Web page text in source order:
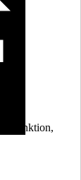
funktion,